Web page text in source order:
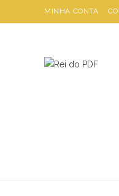
para
MINHA CONTA